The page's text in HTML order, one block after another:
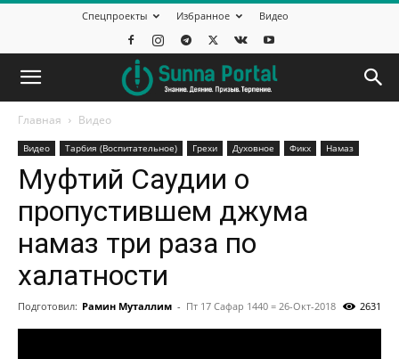
Спецпроекты Избранное Видео
Главная Видео
Видео Тарбия (Воспитательное) Грехи Духовное Фикх Намаз
Муфтий Саудии о
пропустившем джума
намаз три раза по
халатности
Подготовил: Рамин Муталлим - Пт 17 Сафар 1440 = 26-Окт-2018 2631